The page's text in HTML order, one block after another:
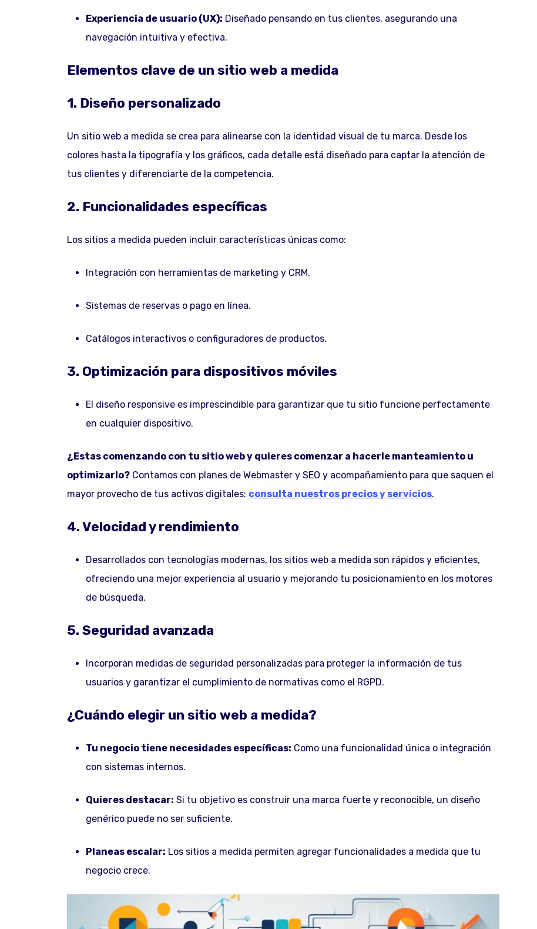
Experiencia de usuario (UX): Diseñado pensando en tus clientes, asegurando una
navegación intuitiva y efectiva.
Elementos clave de un sitio web a medida
1. Diseño personalizado
Un sitio web a medida se crea para alinearse con la identidad visual de tu marca. Desde los
colores hasta la tipografía y los gráficos, cada detalle está diseñado para captar la atención de
tus clientes y diferenciarte de la competencia.
2. Funcionalidades específicas
Los sitios a medida pueden incluir características únicas como:
Integración con herramientas de marketing y CRM.
Sistemas de reservas o pago en línea.
Catálogos interactivos o configuradores de productos.
3. Optimización para dispositivos móviles
El diseño responsive es imprescindible para garantizar que tu sitio funcione perfectamente
en cualquier dispositivo.
¿Estas comenzando con tu sitio web y quieres comenzar a hacerle manteamiento u
optimizarlo? Contamos con planes de Webmaster y SEO y acompañamiento para que saquen el
mayor provecho de tus activos digitales: consulta nuestros precios y servicios.
4. Velocidad y rendimiento
Desarrollados con tecnologías modernas, los sitios web a medida son rápidos y eficientes,
ofreciendo una mejor experiencia al usuario y mejorando tu posicionamiento en los motores
de búsqueda.
5. Seguridad avanzada
Incorporan medidas de seguridad personalizadas para proteger la información de tus
usuarios y garantizar el cumplimiento de normativas como el RGPD.
¿Cuándo elegir un sitio web a medida?
Tu negocio tiene necesidades específicas: Como una funcionalidad única o integración
con sistemas internos.
Quieres destacar: Si tu objetivo es construir una marca fuerte y reconocible, un diseño
genérico puede no ser suficiente.
Planeas escalar: Los sitios a medida permiten agregar funcionalidades a medida que tu
negocio crece.